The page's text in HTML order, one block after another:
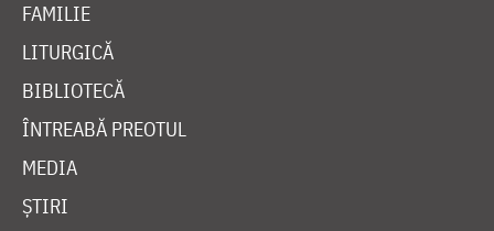
FAMILIE
LITURGICĂ
BIBLIOTECĂ
ÎNTREABĂ PREOTUL
MEDIA
ȘTIRI